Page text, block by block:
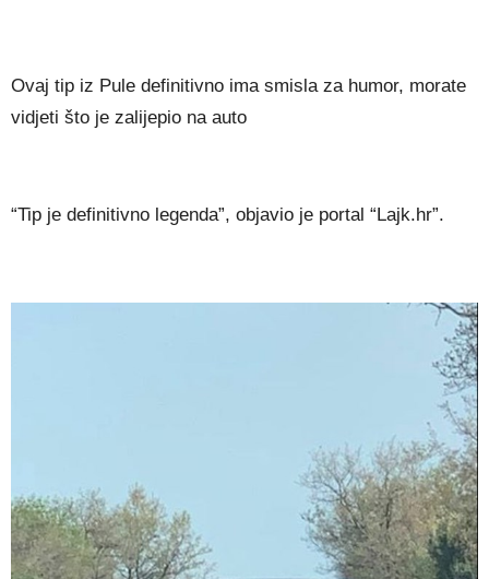
Ovaj tip iz Pule definitivno ima smisla za humor, morate
vidjeti što je zalijepio na auto
“Tip je definitivno legenda”, objavio je portal “Lajk.hr”.